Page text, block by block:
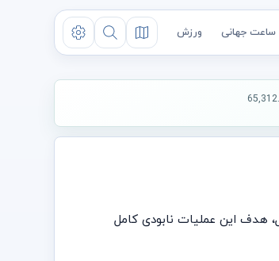
ساعت جهانی ورزش
۲۰۰۶ است. به گفته یک مقام نظامی اسرائیل، هدف این عملیات نابودی کامل